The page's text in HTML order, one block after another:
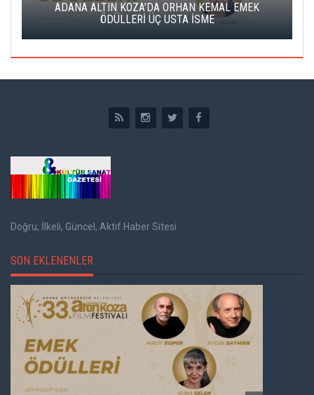
ADANA ALTIN KOZA'DA ORHAN KEMAL EMEK
ÖDÜLLERİ ÜÇ USTA İSME
Doğru, İlkeli, Güncel, Aktif Haber Sitesi
SON EKLENENLER